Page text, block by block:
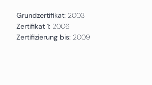
Grundzertifikat: 2003
Zertifikat 1: 2006
Zertifizierung bis: 2009